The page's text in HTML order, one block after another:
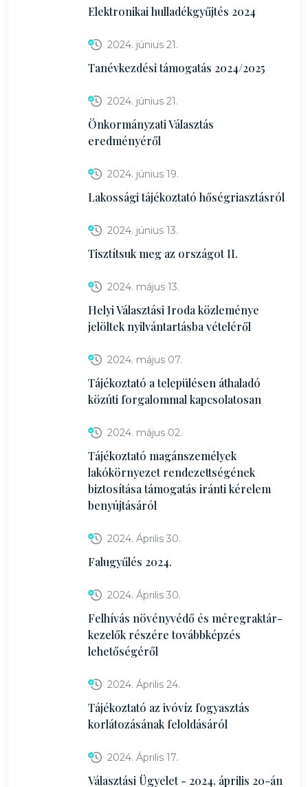
Elektronikai hulladékgyűjtés 2024
2024. június 21.
Tanévkezdési támogatás 2024/2025
2024. június 21.
Önkormányzati Választás
eredményéről
2024. június 19.
Lakossági tájékoztató hőségriasztásról
2024. június 13.
Tisztítsuk meg az országot II.
2024. május 13.
Helyi Választási Iroda közleménye
jelöltek nyilvántartásba vételéről
2024. május 07.
Tájékoztató a településen áthaladó
közúti forgalommal kapcsolatosan
2024. május 02.
Tájékoztató magánszemélyek
lakókörnyezet rendezettségének
biztosítása támogatás iránti kérelem
benyújtásáról
2024. Április 30.
Falugyűlés 2024.
2024. Április 30.
Felhívás növényvédő és méregraktár-
kezelők részére továbbképzés
lehetőségéről
2024. Április 24.
Tájékoztató az ivóvíz fogyasztás
korlátozásának feloldásáról
2024. Április 17.
Választási Ügyelet - 2024. április 20-án